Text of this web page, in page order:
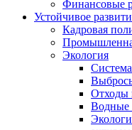
Финансовые
Устойчивое
Кадровая
Экология
Отходы
Водные